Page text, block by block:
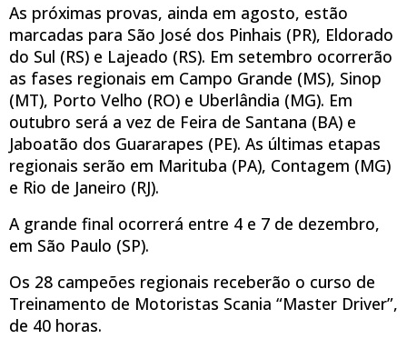
As próximas provas, ainda em agosto, estão
marcadas para São José dos Pinhais (PR), Eldorado
do Sul (RS) e Lajeado (RS). Em setembro ocorrerão
as fases regionais em Campo Grande (MS), Sinop
(MT), Porto Velho (RO) e Uberlândia (MG). Em
outubro será a vez de Feira de Santana (BA) e
Jaboatão dos Guararapes (PE). As últimas etapas
regionais serão em Marituba (PA), Contagem (MG)
e Rio de Janeiro (RJ).
A grande final ocorrerá entre 4 e 7 de dezembro,
em São Paulo (SP).
Os 28 campeões regionais receberão o curso de
Treinamento de Motoristas Scania “Master Driver”,
de 40 horas.